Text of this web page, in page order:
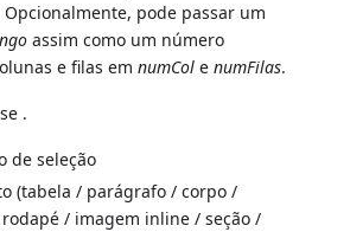
pode passar um
assim como um número
e filas emnumCol enumFilas.
.
de seleção
(tabela / parágrafo / corpo /
/ imagem inline / seção /